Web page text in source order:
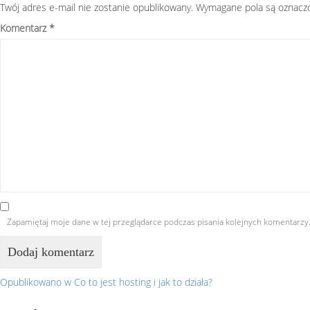
Twój adres e-mail nie zostanie opublikowany. Wymagane pola są
Komentarz*
Zapamiętaj moje dane w tej przeglądarce podczas pisania kolejnych komentarzy.
Nawigacja
Opublikowano w Co to jest hosting i jak to działa?